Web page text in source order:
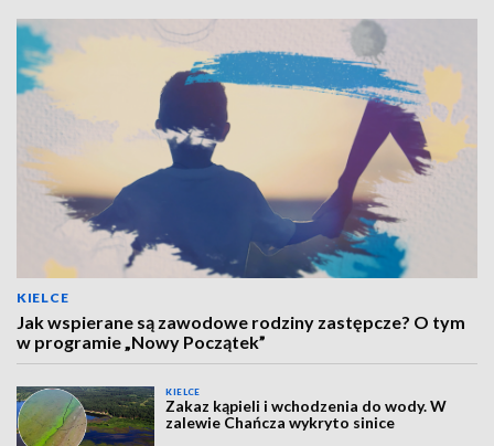
KIELCE
Jak wspierane są zawodowe rodziny zastępcze? O tym
w programie „Nowy Początek”
KIELCE
Zakaz kąpieli i wchodzenia do wody. W
zalewie Chańcza wykryto sinice